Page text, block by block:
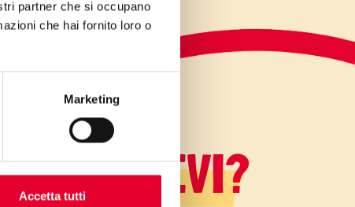
partner che si occupano
che hai fornito loro o
Marketing
Accetta tutti
LO SAPEVI?